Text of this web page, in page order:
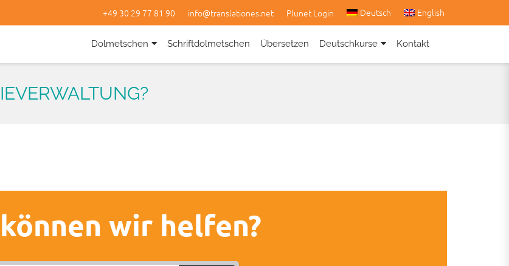
+49 30 29 77 81 90 info@translationes.net Plunet Login Deutsch English
Dolmetschen Schriftdolmetschen Übersetzen Deutschkurse Kontakt
wir helfen?